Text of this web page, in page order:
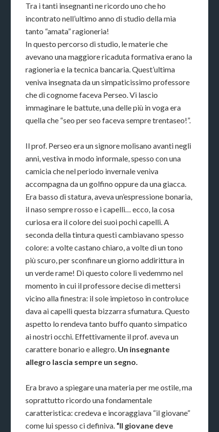
Tra i tanti insegnanti ne ricordo uno che ho
incontrato nell’ultimo anno di studio della mia
tanto “amata” ragioneria!
In questo percorso di studio, le materie che
avevano una maggiore ricaduta formativa erano la
ragioneria e la tecnica bancaria. Quest’ultima
veniva insegnata da un simpaticissimo professore
che di cognome faceva Perseo. Vi lascio
immaginare le battute, una delle più in voga era
quella che “seo per seo faceva sempre trentaseo!”.
Il prof. Perseo era un signore molisano avanti negli
anni, vestiva in modo informale, spesso con una
camicia che nel periodo invernale veniva
accompagna da un golfino oppure da una giacca.
Era basso di statura, aveva un’espressione bonaria,
il naso sempre rosso e i capelli… ecco, la cosa
curiosa era il colore dei suoi pochi capelli. A
seconda della tintura questi cambiavano spesso
colore: a volte castano chiaro, a volte di un tono
più scuro, per sconfinare un giorno addirittura in
un verde rame! Di questo colore li vedemmo nel
momento in cui il professore decise di mettersi
vicino alla finestra: il sole impietoso in controluce
dava ai capelli questa bizzarra sfumatura. Questo
aspetto lo rendeva tanto buffo quanto simpatico
ai nostri occhi. Effettivamente il prof. aveva un
carattere bonario e allegro. Un insegnante
allegro lascia sempre un segno.
Era bravo a spiegare una materia per me ostile, ma
soprattutto ricordo una fondamentale
caratteristica: credeva e incoraggiava “il giovane”
come lui spesso ci definiva. “Il giovane deve